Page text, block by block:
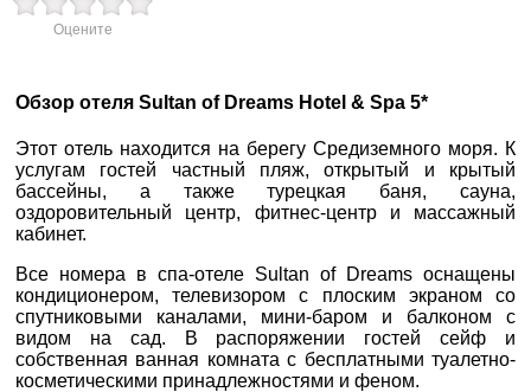
+38 (093) 180-32-43
0800 33 01 80
dp_city@aventour.ua
Пн. - Пт. 9:00 - 18:00
Сб 10:00 - 15:00
Запоріжжя
пр. Соборний 216
Оцените
Обзор отеля Sultan of Dreams Hotel & Spa 5*
Этот отель находится на берегу Средиземного моря. К
услугам гостей частный пляж, открытый и крытый
бассейны, а также турецкая баня, сауна,
оздоровительный центр, фитнес-центр и массажный
кабинет.
Все номера в спа-отеле Sultan of Dreams оснащены
кондиционером, телевизором с плоским экраном со
спутниковыми каналами, мини-баром и балконом с
видом на сад. В распоряжении гостей сейф и
собственная ванная комната с бесплатными туалетно-
косметическими принадлежностями и феном.